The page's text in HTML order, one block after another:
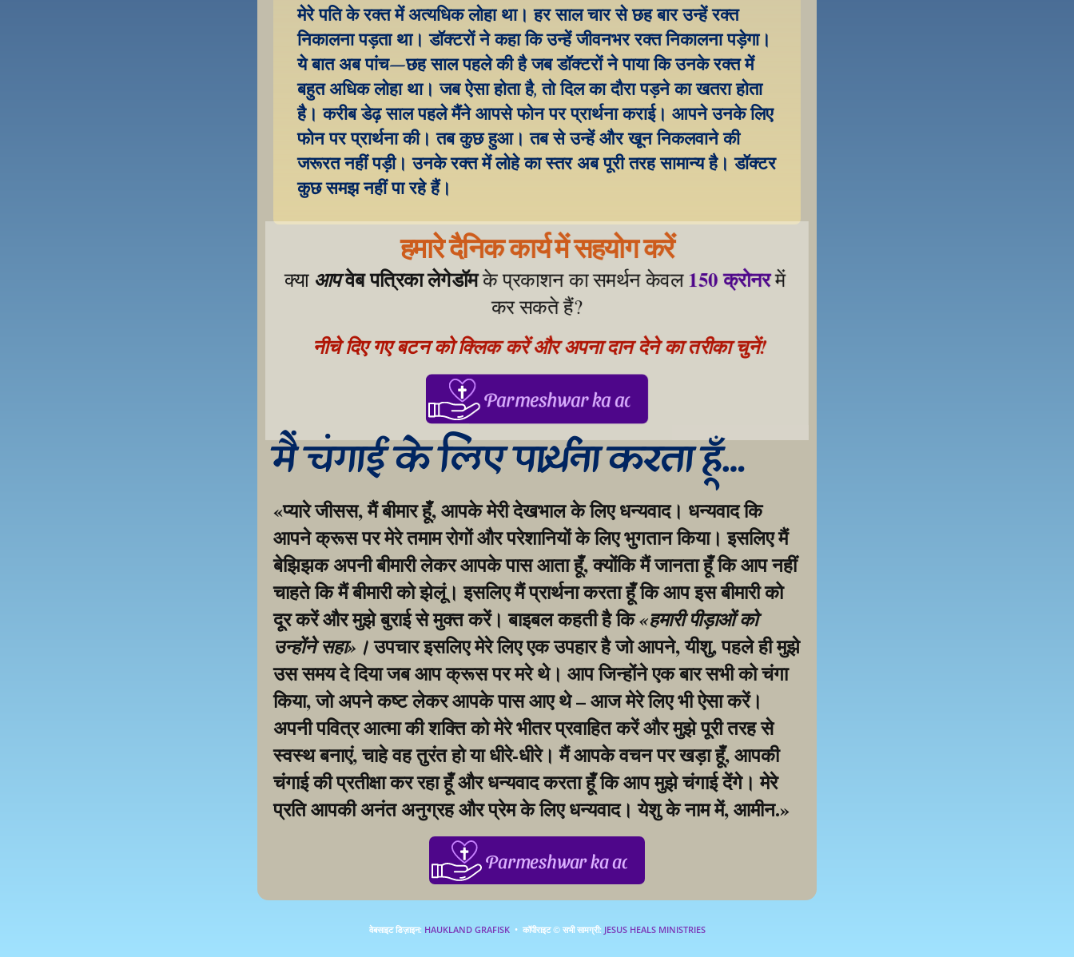
मेरे पति के रक्त में अत्यधिक लोहा था। हर साल चार से छह बार उन्हें रक्त
निकालना पड़ता था। डॉक्टरों ने कहा कि उन्हें जीवनभर रक्त निकालना पड़ेगा।
ये बात अब पांच–छह साल पहले की है जब डॉक्टरों ने पाया कि उनके रक्त में
बहुत अधिक लोहा था। जब ऐसा होता है, तो दिल का दौरा पड़ने का खतरा होता
है। करीब डेढ़ साल पहले मैंने आपसे फोन पर प्रार्थना कराई। आपने उनके लिए
फोन पर प्रार्थना की। तब कुछ हुआ। तब से उन्हें और खून निकलवाने की
जरूरत नहीं पड़ी। उनके रक्त में लोहे का स्तर अब पूरी तरह सामान्य है। डॉक्टर
कुछ समझ नहीं पा रहे हैं।
हमारे दैनिक कार्य में सहयोग करें
क्या आपवेब पत्रिका लेगेडॉम के प्रकाशन का समर्थन केवल 150 क्रोनर में
कर सकते हैं?
नीचे दिए गए बटन को क्लिक करें और अपना दान देने का तरीका चुनें!
Parmeshwar ka aabhar, aapke samarthan ke liye!
मैं चंगाई के लिए प्रार्थना करता हूँ…
«प्यारे जीसस, मैं बीमार हूँ, आपके मेरी देखभाल के लिए धन्यवाद। धन्यवाद कि
आपने क्रूस पर मेरे तमाम रोगों और परेशानियों के लिए भुगतान किया। इसलिए मैं
बेझिझक अपनी बीमारी लेकर आपके पास आता हूँ, क्योंकि मैं जानता हूँ कि आप नहीं
चाहते कि मैं बीमारी को झेलूं। इसलिए मैं प्रार्थना करता हूँ कि आप इस बीमारी को
दूर करें और मुझे बुराई से मुक्त करें। बाइबल कहती है कि «हमारी पीड़ाओं को
उन्होंने सहा»। उपचार इसलिए मेरे लिए एक उपहार है जो आपने, यीशु, पहले ही मुझे
उस समय दे दिया जब आप क्रूस पर मरे थे। आप जिन्होंने एक बार सभी को चंगा
किया, जो अपने कष्ट लेकर आपके पास आए थे – आज मेरे लिए भी ऐसा करें।
अपनी पवित्र आत्मा की शक्ति को मेरे भीतर प्रवाहित करें और मुझे पूरी तरह से
स्वस्थ बनाएं, चाहे वह तुरंत हो या धीरे-धीरे। मैं आपके वचन पर खड़ा हूँ, आपकी
चंगाई की प्रतीक्षा कर रहा हूँ और धन्यवाद करता हूँ कि आप मुझे चंगाई देंगे। मेरे
प्रति आपकी अनंत अनुग्रह और प्रेम के लिए धन्यवाद। येशु के नाम में, आमीन.»
Parmeshwar ka aabhar, aapke samarthan ke liye!
वेबसाइट डिज़ाइन: HAUKLAND GRAFISK
  •  कॉपीराइट © सभी सामग्री:
JESUS HEALS MINISTRIES